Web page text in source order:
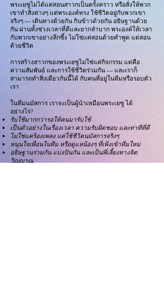
พระเยซูไม่ได้แค่สอนสาวกเป็นครั้งคราว หรือสั่งให้พวก
เขาทำสิ่งต่างๆ แต่พระองค์ทรง ใช้ชีวิตอยู่กับพวกเขา
จริงๆ — เดินทางด้วยกัน กินข้าวด้วยกัน อธิษฐานด้วย
กัน ผ่านทั้งช่วงเวลาที่ดีและยากลำบาก พระองค์ให้เวลา
กับพวกเขาอย่างลึกซึ้ง ไม่ใช่แค่สอนด้วยคำพูด แต่สอน
ด้วยชีวิต
การสร้างสาวกของพระเยซูไม่ใช่แค่กิจกรรม แต่คือ
ความสัมพันธ์ และการใช้ชีวิตร่วมกัน — และเราก็
สามารถทำสิ่งเดียวกันนี้ได้ กับคนที่อยู่ในทีมหรือรอบตัว
เรา
ในทีมนมัสการ เราจะเป็นผู้นำเหมือนพระเยซู ได้
อย่างไร?
รับใช้มากกว่ารอให้คนมารับใช้
เป็นตัวอย่างในเรื่องเวลา ความรับผิดชอบ และท่าทีที่ดี
ไม่ใช่แค่ร้องเพลง แต่ใช้ชีวิตนมัสการจริงๆ
หนุนใจเพื่อนในทีม หรือดูแลน้องๆ ที่เพิ่งเข้าทีมใหม่
อธิษฐานร่วมกัน แบ่งปันกัน และเป็นพี่เลี้ยงทางจิต
วิญญาณ